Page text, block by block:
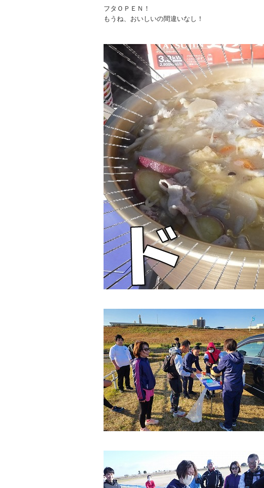
フタＯＰＥＮ！
もうね、おいしいの間違いなし！